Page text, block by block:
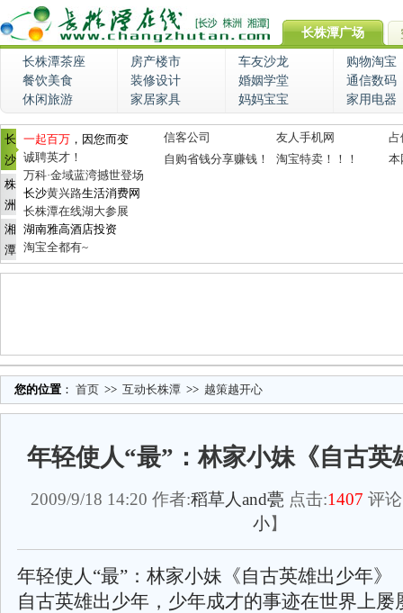
长株潭广场
长株潭茶座 房产楼市 车友沙龙
购物淘宝
餐饮美食
装修设计 婚姻学堂
通信数码
休闲旅游
家居家具 妈妈宝宝 家用电器
长
沙
株
洲
湘
潭
一起百万 ，因您而变
诚聘英才！
万科·金域蓝湾撼世登场
长沙黄兴路生活消费网
长株潭在线湖大参展
湖南雅高酒店投资
淘宝全都有~
信客公司 友人手机网
占
自购省钱分享赚钱！
淘宝特卖！！！ 本
您的位置 ： 首页 >> 互动长株潭 >> 越策越开心
年轻使人“最”：林家小妹《自古英
2009/9/18 14:20 作者:稻草人and甍 点击:1407 评
小】
年轻使人“最”：林家小妹《自古英雄出少年》
自古英雄出少年，少年成才的事迹在世界上屡